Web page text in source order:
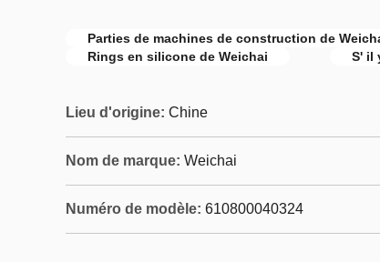
Parties de machines de construction de
Rings en silicone de Weichai
S' il
Lieu d'origine: Chine
Nom de marque: Weichai
Numéro de modèle: 610800040324